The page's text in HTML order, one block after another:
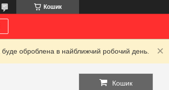
Кошик
буде оброблена в найближчий робочий день.
Кошик